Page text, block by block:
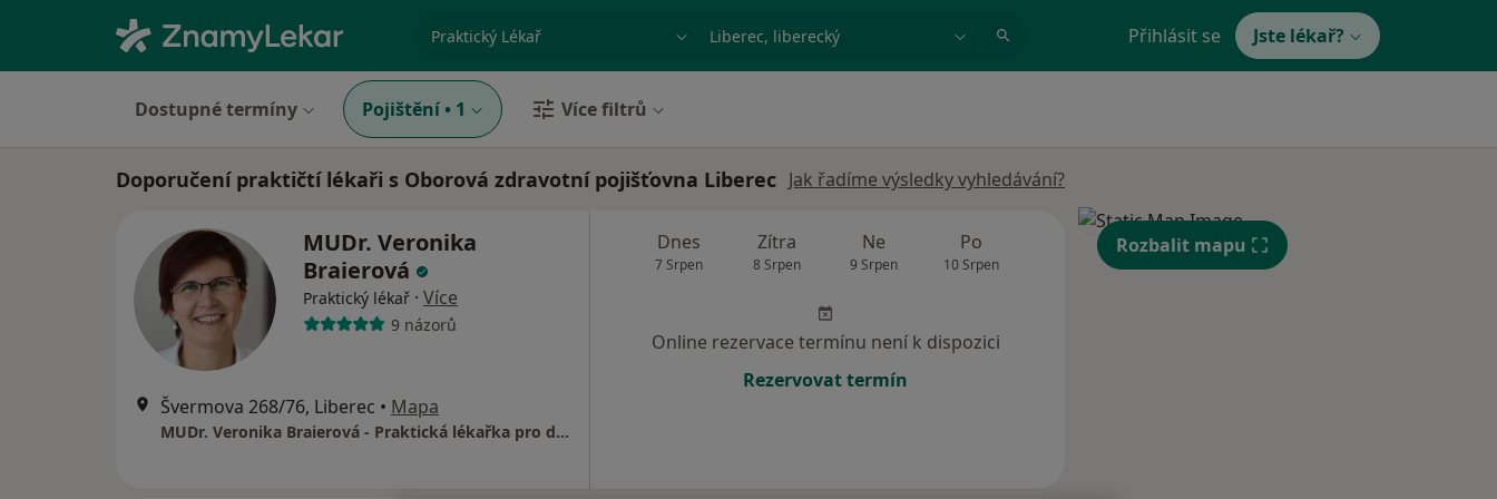
specializace, nemoc nebo příjmení Město nebo region Přihlásit se Jste lékař?
Dostupné termíny Pojištění • 1 Více filtrů
Doporučení praktičtí lékaři s Oborová zdravotní pojišťovna Liberec Jak řadíme výsledky vyhledávání?
MUDr. Veronika
Braierová
Praktický lékař · Více
9 názorů
Švermova 268/76, Liberec • Mapa
MUDr. Veronika Braierová - Praktická lékařka pro dospělé
Dnes
7 Srpen
Zítra
8 Srpen
Ne
9 Srpen
Po
10 Srpen
St Čt
13 Srpen
Online rezervace termínu není k dispozici
Rezervovat termín
Rozbalit mapu